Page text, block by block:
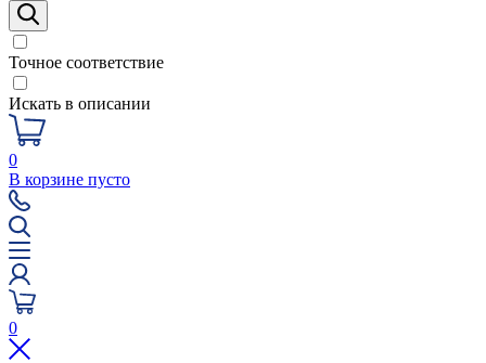
Точное соответствие
Искать в описании
0
В корзине пусто
0